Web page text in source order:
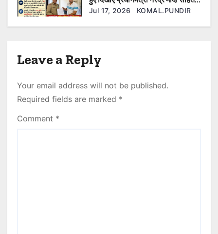
कई ओर नेता फेसबुक यूजर के खिलाफ की
Jul 17, 2026 KOMAL.PUNDIR
Leave a Reply
Your email address will not be published.
Required fields are marked *
Comment *